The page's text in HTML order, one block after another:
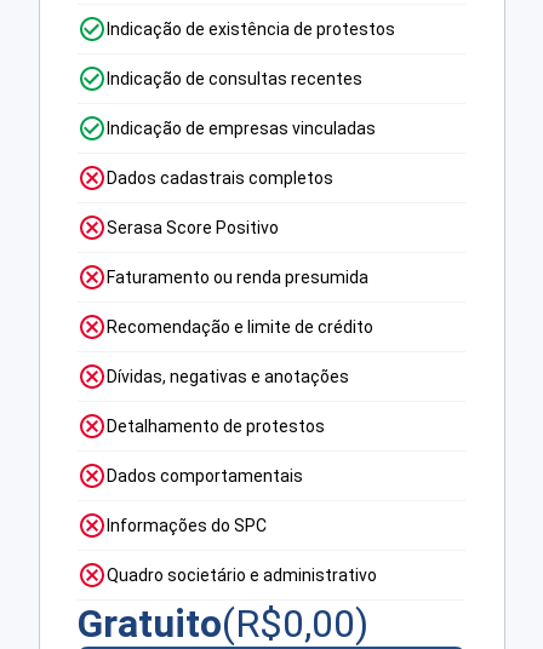
Indicação de existência de protestos
Indicação de consultas recentes
Indicação de empresas vinculadas
Dados cadastrais completos
Serasa Score Positivo
Faturamento ou renda presumida
Recomendação e limite de crédito
Dívidas, negativas e anotações
Detalhamento de protestos
Dados comportamentais
Informações do SPC
Quadro societário e administrativo
Gratuito(R$0,00)